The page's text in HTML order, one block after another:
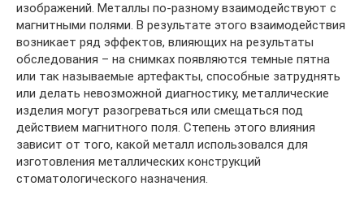
изображений. Металлы по-разному взаимодействуют с
магнитными полями. В результате этого взаимодействия
возникает ряд эффектов, влияющих на результаты
обследования – на снимках появляются темные пятна
или так называемые артефакты, способные затруднять
или делать невозможной диагностику, металлические
изделия могут разогреваться или смещаться под
действием магнитного поля. Степень этого влияния
зависит от того, какой металл использовался для
изготовления металлических конструкций
стоматологического назначения.